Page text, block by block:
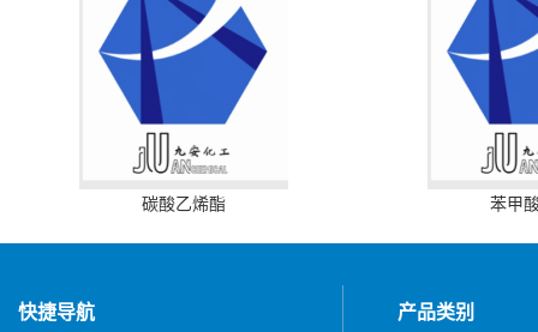
碳酸乙烯酯 苯甲
快捷导航 产品类别